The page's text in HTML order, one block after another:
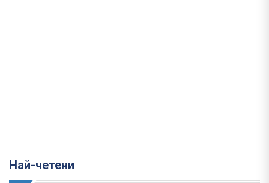
Най-четени